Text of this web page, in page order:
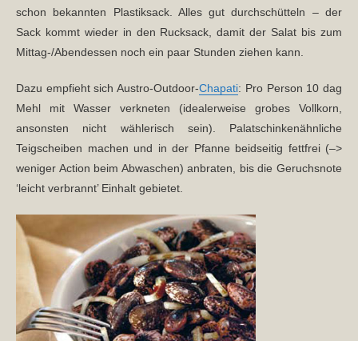
schon bekannten Plastiksack. Alles gut durchschütteln – der
Sack kommt wieder in den Rucksack, damit der Salat bis zum
Mittag-/Abendessen noch ein paar Stunden ziehen kann.
Dazu empfieht sich Austro-Outdoor-Chapati: Pro Person 10 dag
Mehl mit Wasser verkneten (idealerweise grobes Vollkorn,
ansonsten nicht wählerisch sein). Palatschinkenähnliche
Teigscheiben machen und in der Pfanne beidseitig fettfrei (–>
weniger Action beim Abwaschen) anbraten, bis die Geruchsnote
‘leicht verbrannt’ Einhalt gebietet.